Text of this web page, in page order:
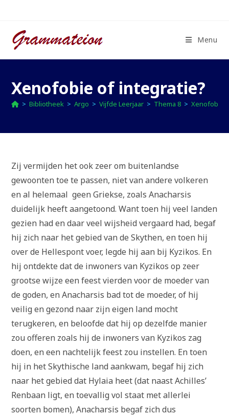
inhoud
Menu
Xenofobie of integratie?
> Bibliotheek > Argo > Vijfde Leerjaar > Thema 8 > Xenofobie
Zij vermijden het ook zeer om buitenlandse
gewoonten toe te passen, niet van andere volkeren
en al helemaal geen Griekse, zoals Anacharsis
duidelijk heeft aangetoond. Want toen hij veel landen
gezien had en daar veel wijsheid vergaard had, begaf
hij zich naar het gebied van de Skythen, en toen hij
over de Hellespont voer, legde hij aan bij Kyzikos. En
hij ontdekte dat de inwoners van Kyzikos op zeer
grootse wijze een feest vierden voor de moeder van
de goden, en Anacharsis bad tot de moeder, of hij
veilig en gezond naar zijn eigen land mocht
terugkeren, en beloofde dat hij op dezelfde manier
zou offeren zoals hij de inwoners van Kyzikos zag
doen, en een nachtelijk feest zou instellen. En toen
hij in het Skythische land aankwam, begaf hij zich
naar het gebied dat Hylaia heet (dat naast Achilles’
Renbaan ligt, en toevallig vol staat met allerlei
soorten bomen), Anacharsis begaf zich dus